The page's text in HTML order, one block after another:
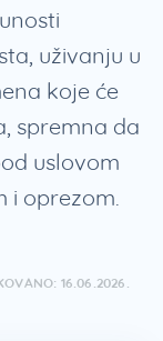
uživanju u
koje će
spremna da
uslovom
i oprezom.
16.06.2026.